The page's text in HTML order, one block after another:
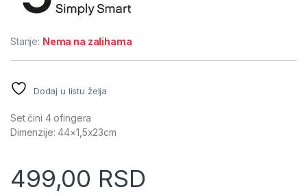
Stanje: Nema na zalihama
Dodaj u listu želja
Set čini 4 ofingera
Dimenzije: 44×1,5x23cm
499,00 RSD